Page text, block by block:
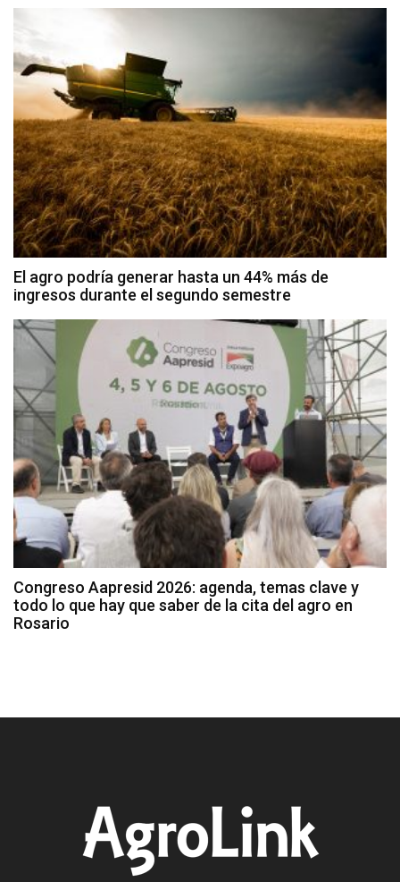
El agro podría generar hasta un 44% más de
ingresos durante el segundo semestre
Congreso Aapresid 2026: agenda, temas clave y
todo lo que hay que saber de la cita del agro en
Rosario